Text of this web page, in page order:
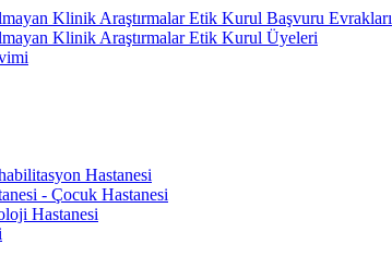
Klinik Araştırmalar Etik Kurul Başvuru Evrakları
Klinik Araştırmalar Etik Kurul Üyeleri
Hastanesi
- Çocuk Hastanesi
Hastanesi